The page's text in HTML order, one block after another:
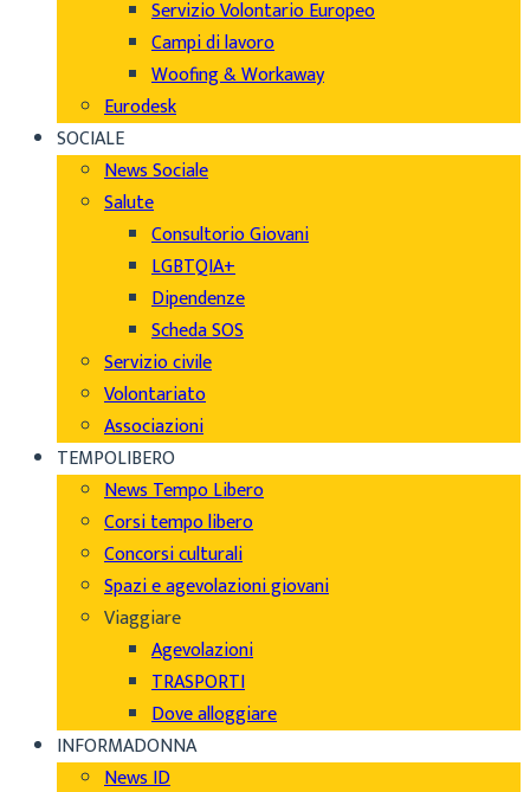
Servizio Volontario Europeo
Campi di lavoro
Woofing & Workaway
Eurodesk
SOCIALE
News Sociale
Salute
Consultorio Giovani
LGBTQIA+
Dipendenze
Scheda SOS
Servizio civile
Volontariato
Associazioni
TEMPOLIBERO
News Tempo Libero
Corsi tempo libero
Concorsi culturali
Spazi e agevolazioni giovani
Viaggiare
Agevolazioni
TRASPORTI
Dove alloggiare
INFORMADONNA
News ID